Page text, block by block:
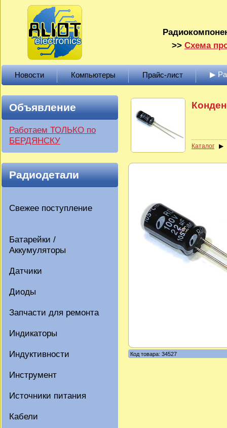
>> Схема
Новости Компьютеры Прайс-лист ▶
Объявление
Работаем ТОЛЬКО по
БЕРДЯНСКУ
Радиодетали
Свежее поступление
Батарейки /
Аккумуляторы
Датчики
Диоды
Запчасти для ремонта
Индикаторы
Индуктивности
Инструмент
Источники питания
Кабели
Каталог
Код товара: 34527